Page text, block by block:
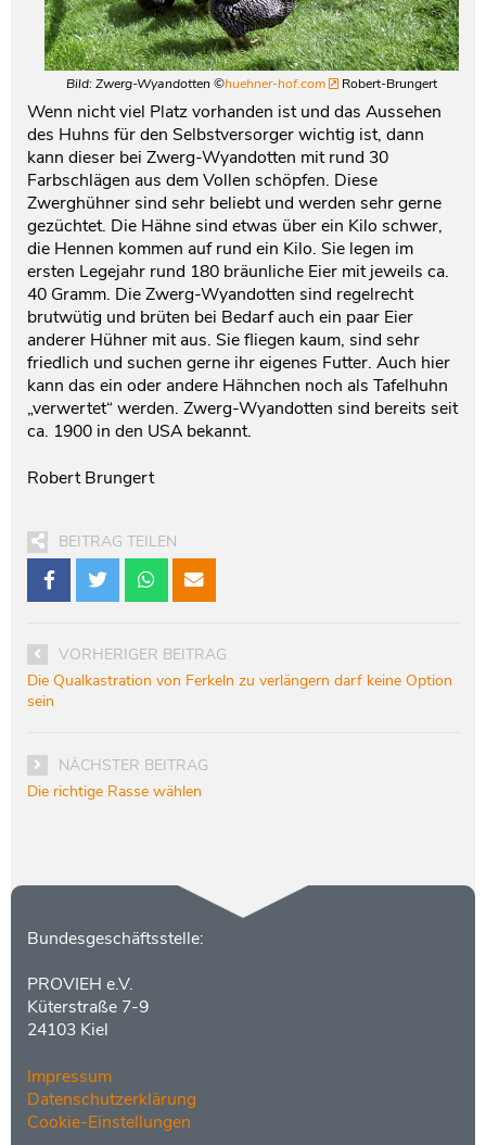
Bild: Zwerg-Wyandotten ©huehner-hof.com Robert-Brungert
Wenn nicht viel Platz vorhanden ist und das Aussehen
des Huhns für den Selbstversorger wichtig ist, dann
kann dieser bei Zwerg-Wyandotten mit rund 30
Farbschlägen aus dem Vollen schöpfen. Diese
Zwerghühner sind sehr beliebt und werden sehr gerne
gezüchtet. Die Hähne sind etwas über ein Kilo schwer,
die Hennen kommen auf rund ein Kilo. Sie legen im
ersten Legejahr rund 180 bräunliche Eier mit jeweils ca.
40 Gramm. Die Zwerg-Wyandotten sind regelrecht
brutwütig und brüten bei Bedarf auch ein paar Eier
anderer Hühner mit aus. Sie fliegen kaum, sind sehr
friedlich und suchen gerne ihr eigenes Futter. Auch hier
kann das ein oder andere Hähnchen noch als Tafelhuhn
„verwertet“ werden. Zwerg-Wyandotten sind bereits seit
ca. 1900 in den USA bekannt.
Robert Brungert
BEITRAG TEILEN
VORHERIGER BEITRAG
Die Qualkastration von Ferkeln zu verlängern darf keine Option
sein
NÄCHSTER BEITRAG
Die richtige Rasse wählen
Kontakt
Bundesgeschäftsstelle:
PROVIEH e.V.
Küterstraße 7-9
24103 Kiel
Impressum
Datenschutzerklärung
Cookie-Einstellungen